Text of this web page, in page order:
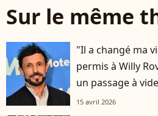
Sur le même
"Il a changé ma
permis à Willy
un passage à
15 avril 2026